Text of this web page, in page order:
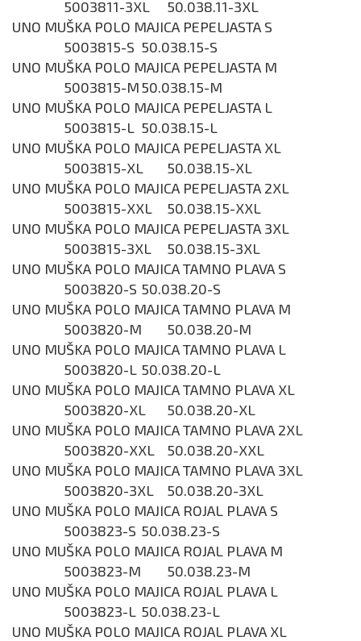
5003811-3XL
50.038.11-3XL
UNO MUŠKA POLO MAJICA PEPELJASTA S
5003815-S 50.038.15-S
UNO MUŠKA POLO MAJICA PEPELJASTA M
5003815-M50.038.15-M
UNO MUŠKA POLO MAJICA PEPELJASTA L
5003815-L 50.038.15-L
UNO MUŠKA POLO MAJICA PEPELJASTA XL
5003815-XL
50.038.15-XL
UNO MUŠKA POLO MAJICA PEPELJASTA 2XL
5003815-XXL
50.038.15-XXL
UNO MUŠKA POLO MAJICA PEPELJASTA 3XL
5003815-3XL
50.038.15-3XL
UNO MUŠKA POLO MAJICA TAMNO PLAVA S
5003820-S 50.038.20-S
UNO MUŠKA POLO MAJICA TAMNO PLAVA M
5003820-M
50.038.20-M
UNO MUŠKA POLO MAJICA TAMNO PLAVA L
5003820-L 50.038.20-L
UNO MUŠKA POLO MAJICA TAMNO PLAVA XL
5003820-XL
50.038.20-XL
UNO MUŠKA POLO MAJICA TAMNO PLAVA 2XL
5003820-XXL
50.038.20-XXL
UNO MUŠKA POLO MAJICA TAMNO PLAVA 3XL
5003820-3XL
50.038.20-3XL
UNO MUŠKA POLO MAJICA ROJAL PLAVA S
5003823-S 50.038.23-S
UNO MUŠKA POLO MAJICA ROJAL PLAVA M
5003823-M
50.038.23-M
UNO MUŠKA POLO MAJICA ROJAL PLAVA L
5003823-L 50.038.23-L
UNO MUŠKA POLO MAJICA ROJAL PLAVA XL